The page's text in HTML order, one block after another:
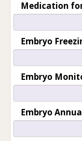
Medication
Embryo
Embryo
Embryo